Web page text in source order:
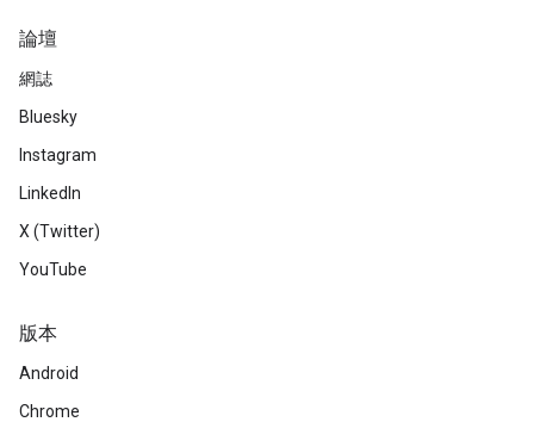
論壇
網誌
Bluesky
Instagram
LinkedIn
X (Twitter)
YouTube
版本
Android
Chrome